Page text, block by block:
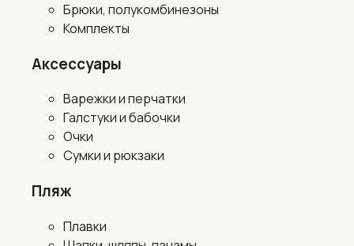
Брюки, полукомбинезоны
Комплекты
Аксессуары
Варежки и перчатки
Галстуки и бабочки
Очки
Сумки и рюкзаки
Пляж
Плавки